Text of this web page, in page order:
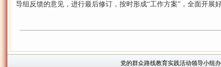
导组反馈的意见，进行最后修订，按时形成“工作方案”，全面开展
党的群众路线教育实践活动领导小组